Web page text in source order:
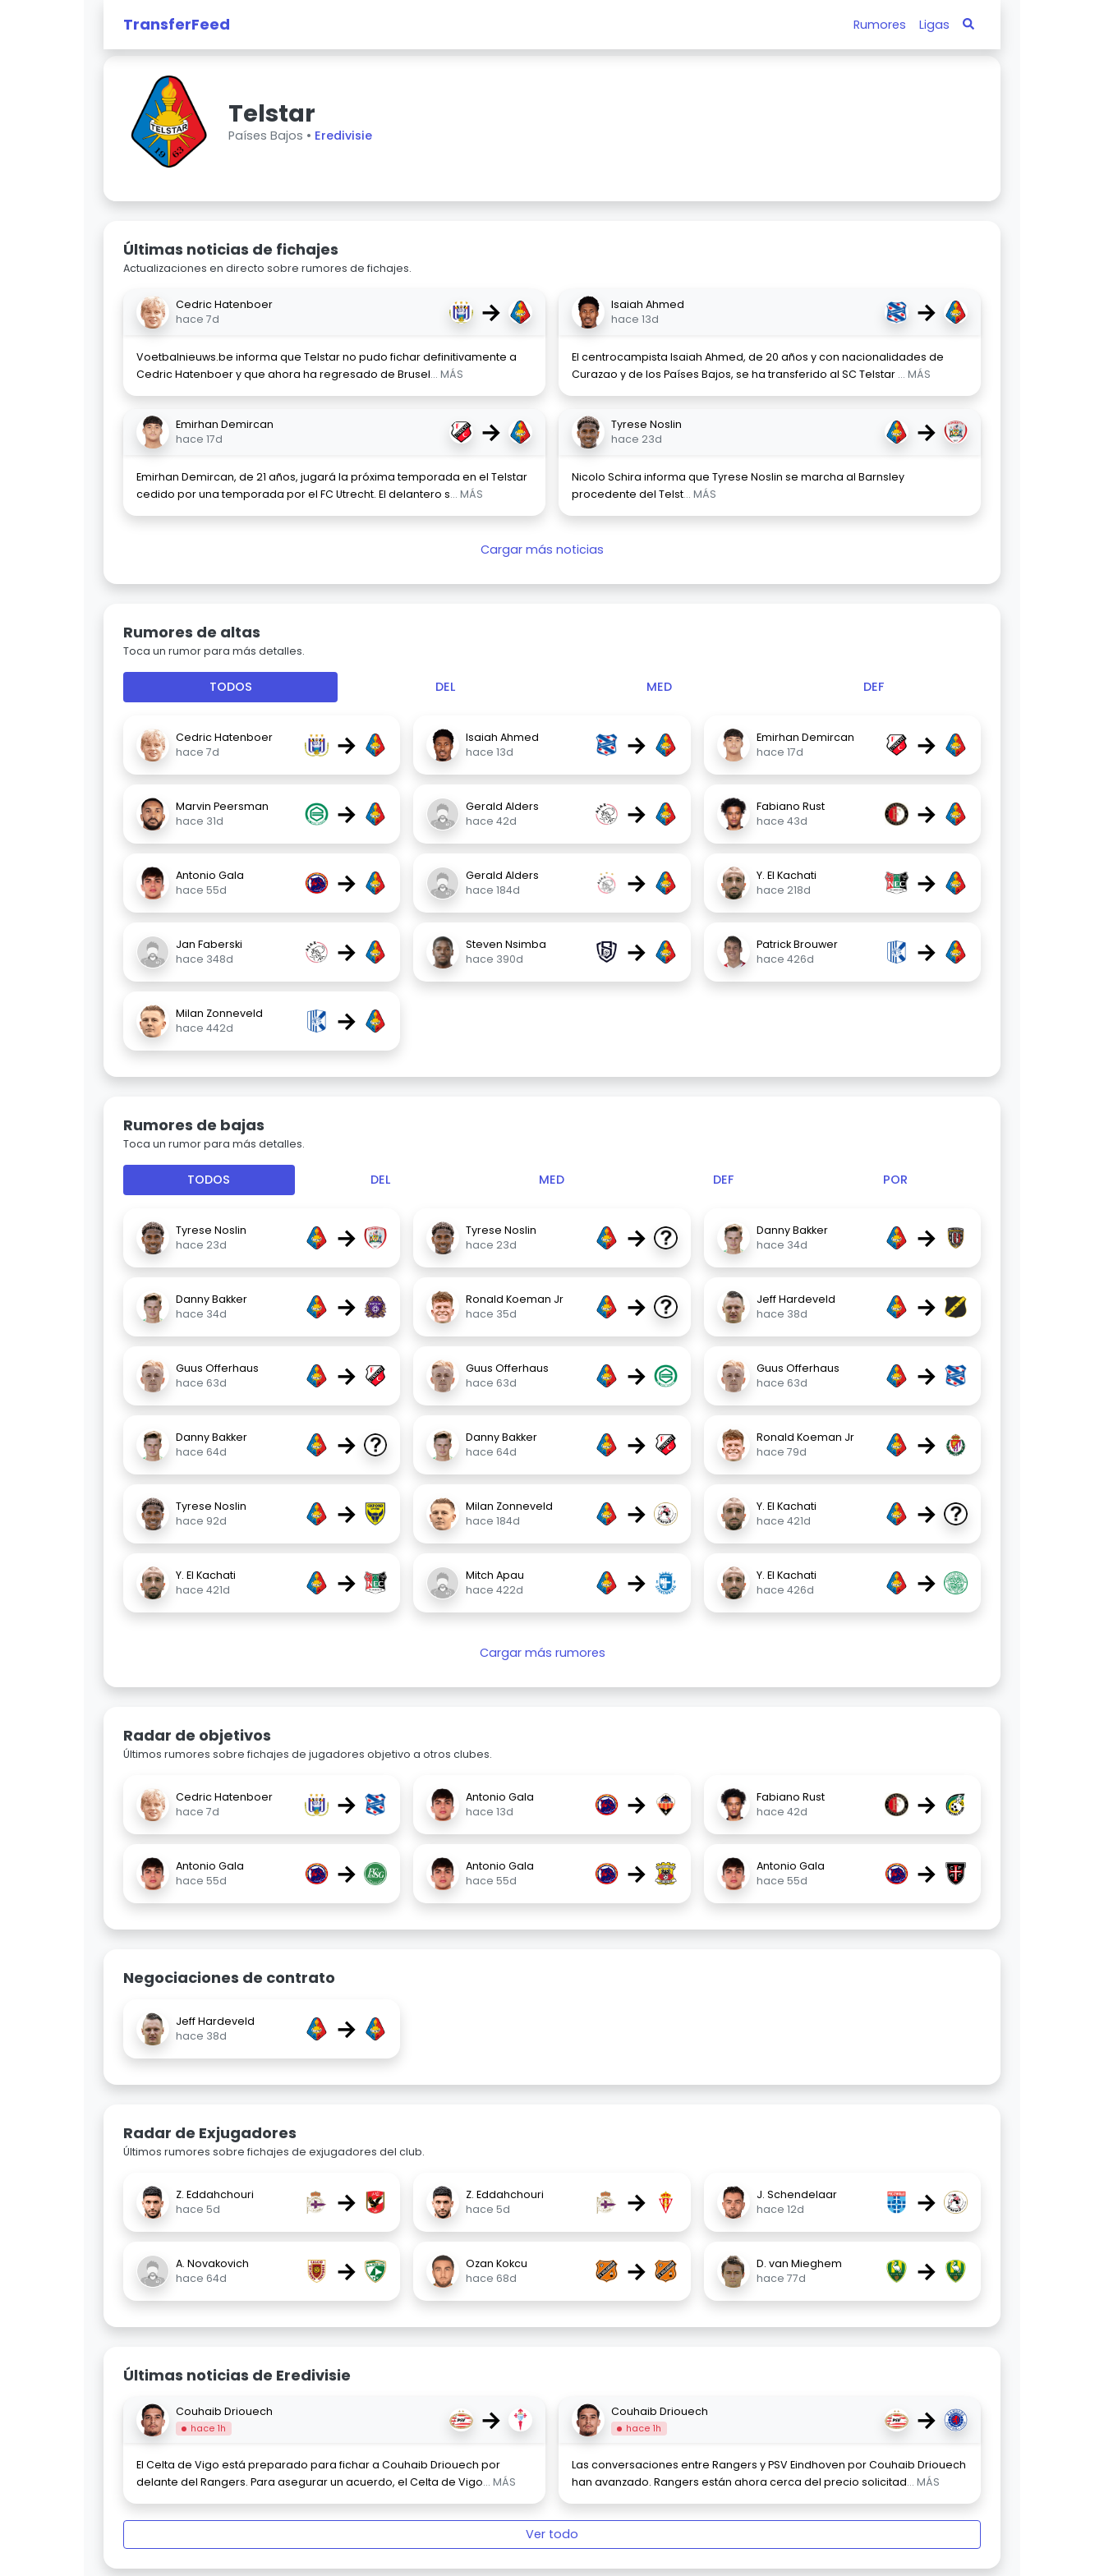
TransferFeed Rumores Ligas
Telstar
Países Bajos • Eredivisie
Últimas noticias de fichajes
Actualizaciones en directo sobre rumores de fichajes.
Cedric Hatenboer
hace 7d
→
Voetbalnieuws.be informa que Telstar no pudo fichar definitivamente a
Cedric Hatenboer y que ahora ha regresado de Brusel... MÁS
Isaiah Ahmed
hace 13d
→
El centrocampista Isaiah Ahmed, de 20 años y con nacionalidades de
Curazao y de los Países Bajos, se ha transferido al SC Telstar ... MÁS
Emirhan Demircan
hace 17d
→
Emirhan Demircan, de 21 años, jugará la próxima temporada en el Telstar
cedido por una temporada por el FC Utrecht. El delantero s... MÁS
Tyrese Noslin
hace 23d
→
Nicolo Schira informa que Tyrese Noslin se marcha al Barnsley
procedente del Telst... MÁS
Cargar más noticias
Rumores de altas
Toca un rumor para más detalles.
TODOS DEL MED DEF
Cedric Hatenboer
hace 7d
→
Isaiah Ahmed
hace 13d
→
Emirhan Demircan
hace 17d
→
Marvin Peersman
hace 31d
→
Gerald Alders
hace 42d
→
Fabiano Rust
hace 43d
→
Antonio Gala
hace 55d
→
Gerald Alders
hace 184d
→
Y. El Kachati
hace 218d
→
Jan Faberski
hace 348d
→
Steven Nsimba
hace 390d
→
Patrick Brouwer
hace 426d
→
Milan Zonneveld
hace 442d
→
Rumores de bajas
Toca un rumor para más detalles.
TODOS DEL MED DEF POR
Tyrese Noslin
hace 23d
→
Tyrese Noslin
hace 23d
→
Danny Bakker
hace 34d
→
Danny Bakker
hace 34d
→
Ronald Koeman Jr
hace 35d
→
Jeff Hardeveld
hace 38d
→
Guus Offerhaus
hace 63d
→
Guus Offerhaus
hace 63d
→
Guus Offerhaus
hace 63d
→
Danny Bakker
hace 64d
→
Danny Bakker
hace 64d
→
Ronald Koeman Jr
hace 79d
→
Tyrese Noslin
hace 92d
→
Milan Zonneveld
hace 184d
→
Y. El Kachati
hace 421d
→
Y. El Kachati
hace 421d
→
Mitch Apau
hace 422d
→
Y. El Kachati
hace 426d
→
Cargar más rumores
Radar de objetivos
Últimos rumores sobre fichajes de jugadores objetivo a otros clubes.
Cedric Hatenboer
hace 7d
→
Antonio Gala
hace 13d
→
Fabiano Rust
hace 42d
→
Antonio Gala
hace 55d
→
Antonio Gala
hace 55d
→
Antonio Gala
hace 55d
→
Negociaciones de contrato
Jeff Hardeveld
hace 38d
→
Radar de Exjugadores
Últimos rumores sobre fichajes de exjugadores del club.
Z. Eddahchouri
hace 5d
→
Z. Eddahchouri
hace 5d
→
J. Schendelaar
hace 12d
→
A. Novakovich
hace 64d
→
Ozan Kokcu
hace 68d
→
D. van Mieghem
hace 77d
→
Últimas noticias de Eredivisie
Couhaib Driouech
hace 1h →
El Celta de Vigo está preparado para fichar a Couhaib Driouech por
delante del Rangers. Para asegurar un acuerdo, el Celta de Vigo... MÁS
Couhaib Driouech
hace 1h →
Las conversaciones entre Rangers y PSV Eindhoven por Couhaib Driouech
han avanzado. Rangers están ahora cerca del precio solicitad... MÁS
Ver todo